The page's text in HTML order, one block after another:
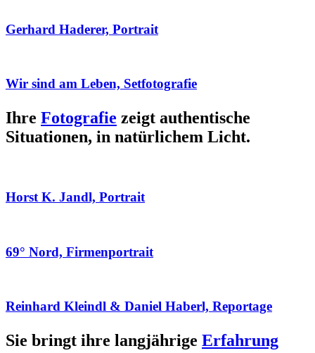
Gerhard Haderer, Portrait
Wir sind am Leben, Setfotografie
Ihre Fotografie zeigt authentische
Situationen, in natürlichem Licht.
Horst K. Jandl, Portrait
69° Nord, Firmenportrait
Reinhard Kleindl & Daniel Haberl, Reportage
Sie bringt ihre langjährige Erfahrung